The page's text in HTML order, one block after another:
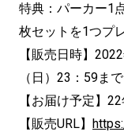
特典：パーカー1
枚セットを1つプ
【販売日時】
（日）23：59まで
【お届け予定】
【販売URL】